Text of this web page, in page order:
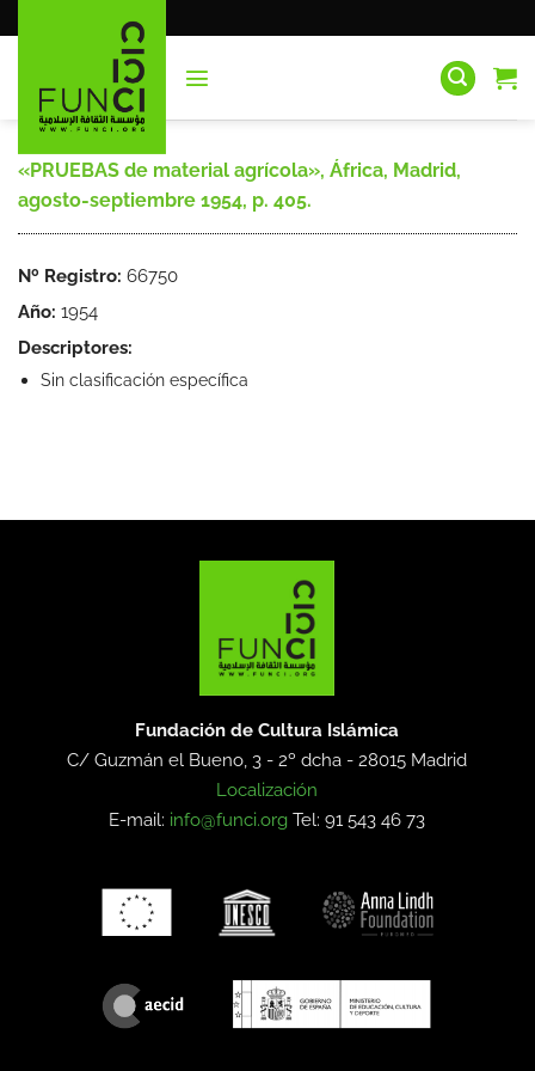
al
«PRUEBAS de material agrícola», África, Madrid,
agosto-septiembre 1954, p. 405.
Nº Registro: 66750
Año: 1954
Descriptores:
Sin clasificación específica
Fundación de Cultura Islámica
C/ Guzmán el Bueno, 3 - 2º dcha -28015 Madrid
Localización
E-mail: info@funci.org Tel: 91 543 46 73